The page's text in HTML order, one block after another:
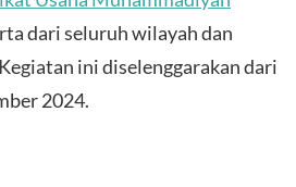
dari seluruh wilayah dan
ini diselenggarakan dari
2024.